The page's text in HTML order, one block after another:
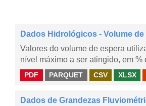
Dados Hidrológicos - Volume
Valores do volume de espera
nível máximo a ser atingido, em
PDF PARQUET CSV XLSX
Dados de Grandezas